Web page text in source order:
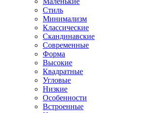
Стиль
Минимализм
Классические
Скандинавские
Современные
Форма
Высокие
Квадратные
Угловые
Низкие
Особенности
Встроенные